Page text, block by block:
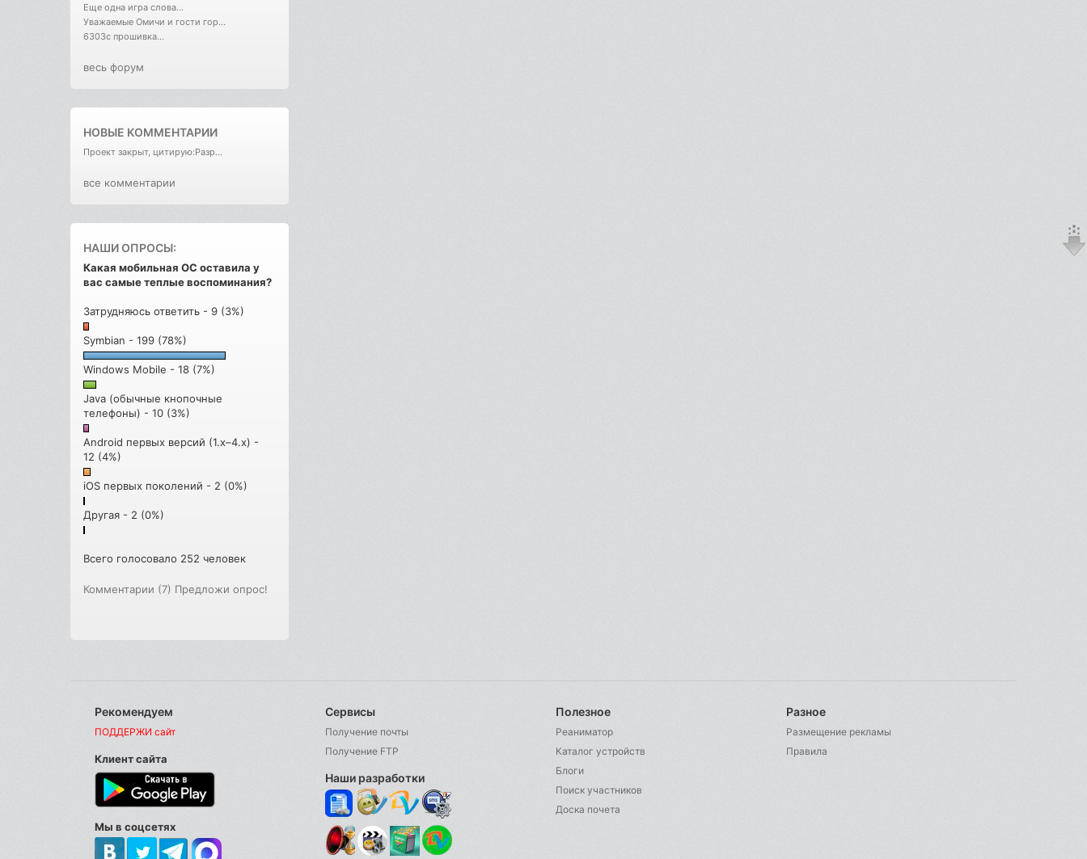
Еще одна игра слова...
Уважаемые Омичи и гости гор...
6303с прошивка...
весь форум
НОВЫЕ КОММЕНТАРИИ
Проект закрыт, цитирую:Разр...
все комментарии
НАШИ ОПРОСЫ:
Какая мобильная ОС оставила у
вас самые теплые воспоминания?
Затрудняюсь ответить - 9 (3%)
Symbian - 199 (78%)
Windows Mobile - 18 (7%)
Java (обычные кнопочные
телефоны) - 10 (3%)
Android первых версий (1.x–4.x) -
12 (4%)
iOS первых поколений - 2 (0%)
Другая - 2 (0%)
Всего голосовало 252 человек
Комментарии (7) Предложи опрос!
Рекомендуем
ПОДДЕРЖИ сайт
Клиент сайта
Мы в соцсетях
Сервисы
Получение почты
Получение FTP
Наши разработки
Полезное
Реаниматор
Каталог устройств
Блоги
Поиск участников
Доска почета
Разное
Размещение рекламы
Правила